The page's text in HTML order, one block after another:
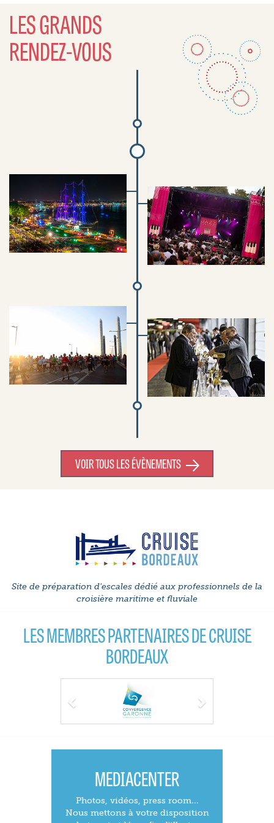
LES GRANDS
RENDEZ-VOUS
VOIR TOUS LES ÉVÈNEMENTS
Site de préparation d'escales dédié aux professionnels de la
croisière maritime et fluviale
LES MEMBRES PARTENAIRES DE CRUISE
BORDEAUX
MEDIACENTER
Photos, vidéos, press room...
Nous mettons à votre disposition